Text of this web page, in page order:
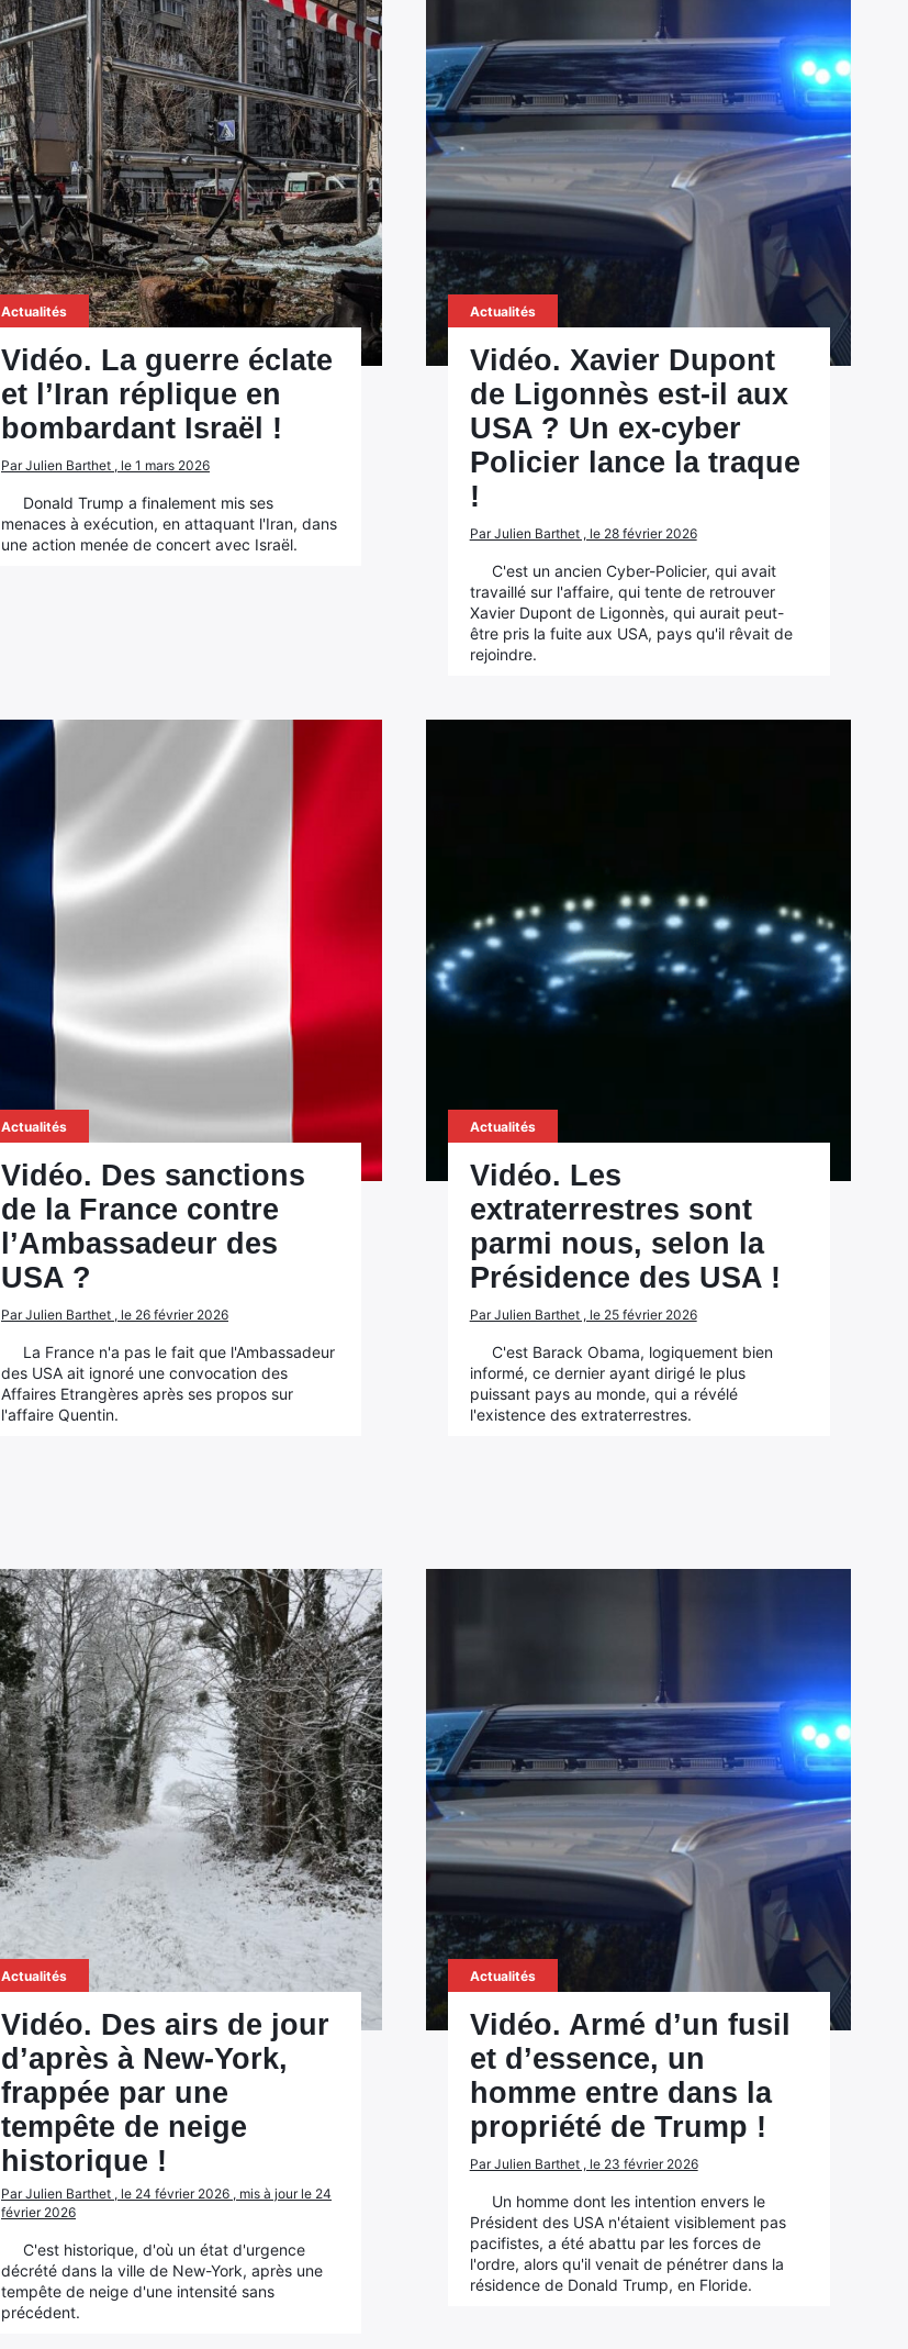
Actualités
Vidéo. La guerre éclate
et l’Iran réplique en
bombardant Israël !
Par Julien Barthet , le 1 mars 2026
Donald Trump a finalement mis ses
menaces à exécution, en attaquant l'Iran, dans
une action menée de concert avec Israël.
Actualités
Vidéo. Xavier Dupont
de Ligonnès est-il aux
USA ? Un ex-cyber
Policier lance la traque
!
Par Julien Barthet , le 28 février 2026
C'est un ancien Cyber-Policier, qui avait
travaillé sur l'affaire, qui tente de retrouver
Xavier Dupont de Ligonnès, qui aurait peut-
être pris la fuite aux USA, pays qu'il rêvait de
rejoindre.
Actualités
Vidéo. Des sanctions
de la France contre
l’Ambassadeur des
USA ?
Par Julien Barthet , le 26 février 2026
La France n'a pas le fait que l'Ambassadeur
des USA ait ignoré une convocation des
Affaires Etrangères après ses propos sur
l'affaire Quentin.
Actualités
Vidéo. Les
extraterrestres sont
parmi nous, selon la
Présidence des USA !
Par Julien Barthet , le 25 février 2026
C'est Barack Obama, logiquement bien
informé, ce dernier ayant dirigé le plus
puissant pays au monde, qui a révélé
l'existence des extraterrestres.
Actualités
Vidéo. Des airs de jour
d’après à New-York,
frappée par une
tempête de neige
historique !
Par Julien Barthet , le 24 février 2026 , mis à jour le 24
février 2026
C'est historique, d'où un état d'urgence
décrété dans la ville de New-York, après une
tempête de neige d'une intensité sans
précédent.
Actualités
Vidéo. Armé d’un fusil
et d’essence, un
homme entre dans la
propriété de Trump !
Par Julien Barthet , le 23 février 2026
Un homme dont les intention envers le
Président des USA n'étaient visiblement pas
pacifistes, a été abattu par les forces de
l'ordre, alors qu'il venait de pénétrer dans la
résidence de Donald Trump, en Floride.